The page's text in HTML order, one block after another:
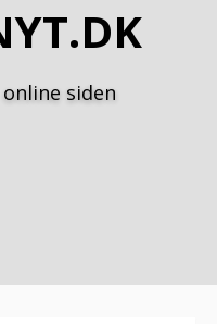
siden